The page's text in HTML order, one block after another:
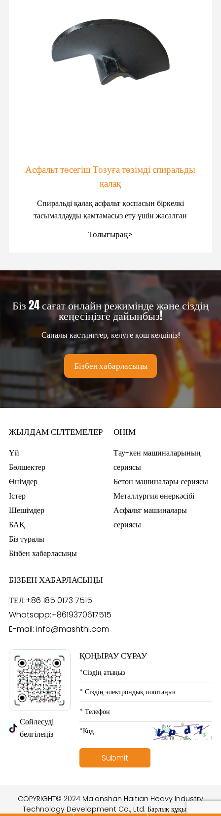
Асфальт төсегіш Тозуға төзімді спиральды
қалақ
Спиральді қалақ асфальт қоспасын біркелкі
тасымалдауды қамтамасыз ету үшін жасалған
Толығырақ>
Біз 24 сағат онлайн режимінде және сіздің
кеңесіңізге дайынбыз!
Сапалы кастингтер, келуге қош келдіңіз!
Бізбен хабарласыңы
ЖЫЛДАМ СІЛТЕМЕЛЕР
Үй
Бөлшектер
Өнімдер
Істер
Шешімдер
БАҚ
Біз туралы
Бізбен хабарласыңы
ӨНІМ
Тау-кен машиналарының
сериясы
Бетон машиналары сериясы
Металлургия өнеркәсібі
Асфальт машиналары
сериясы
БІЗБЕН ХАБАРЛАСЫҢЫ
ТЕЛ:+86 185 0173 7515
Whatsapp:+8619370617515
E-mail: info@mashthi.com
Сөйлесуді
белгілеңіз
ҚОҢЫРАУ СҰРАУ
COPYRIGHT© 2024 Ma'anshan Haitian Heavy Industry
Technology Development Co., Ltd. Барлық құқықтар